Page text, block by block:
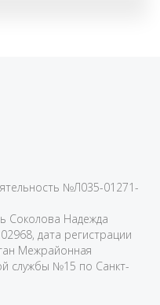
№Л035-01271-
Соколова Надежда
дата регистрации
Межрайонная
службы №15 по Санкт-